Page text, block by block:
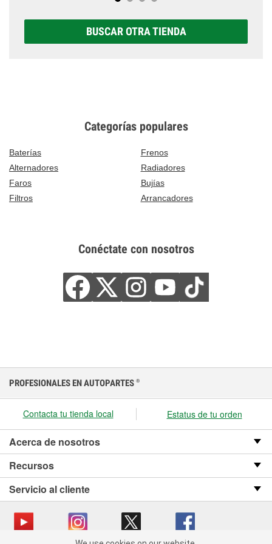
BUSCAR OTRA TIENDA
Categorías populares
Baterías
Frenos
Alternadores
Radiadores
Faros
Bujías
Filtros
Arrancadores
Conéctate con nosotros
PROFESIONALES EN AUTOPARTES ®
Contacta tu tienda local Estatus de tu orden
Acerca de nosotros
Recursos
Servicio al cliente